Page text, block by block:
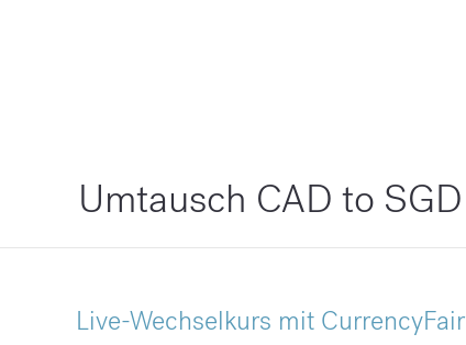
Umtausch CAD to SGD
Live-Wechselkurs mit CurrencyFair